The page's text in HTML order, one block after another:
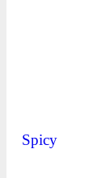
Spicy